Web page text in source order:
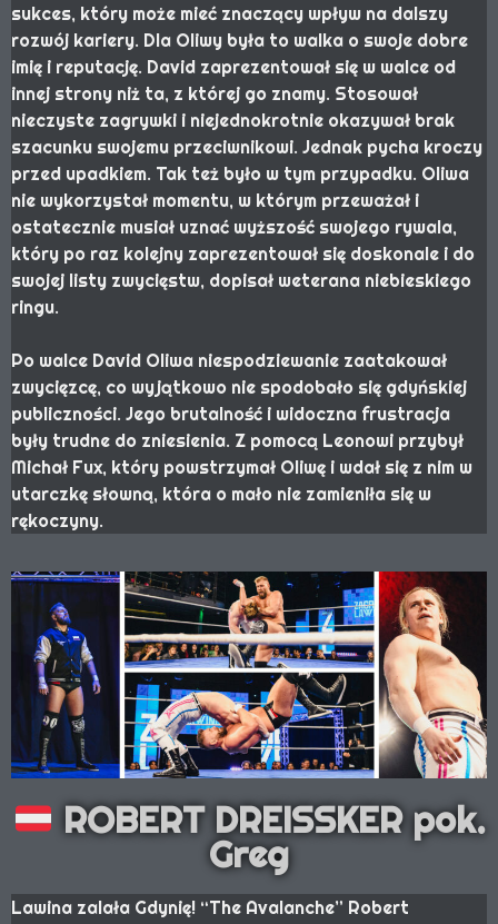
sukces, który może mieć znaczący wpływ na dalszy
rozwój kariery. Dla Oliwy była to walka o swoje dobre
imię i reputację. David zaprezentował się w walce od
innej strony niż ta, z której go znamy. Stosował
nieczyste zagrywki i niejednokrotnie okazywał brak
szacunku swojemu przeciwnikowi. Jednak pycha kroczy
przed upadkiem. Tak też było w tym przypadku. Oliwa
nie wykorzystał momentu, w którym przeważał i
ostatecznie musiał uznać wyższość swojego rywala,
który po raz kolejny zaprezentował się doskonale i do
swojej listy zwycięstw, dopisał weterana niebieskiego
ringu.
Po walce David Oliwa niespodziewanie zaatakował
zwycięzcę, co wyjątkowo nie spodobało się gdyńskiej
publiczności. Jego brutalność i widoczna frustracja
były trudne do zniesienia. Z pomocą Leonowi przybył
Michał Fux, który powstrzymał Oliwę i wdał się z nim w
utarczkę słowną, która o mało nie zamieniła się w
rękoczyny.
ROBERT DREISSKER pok.
Greg
Lawina zalała Gdynię! “The Avalanche” Robert